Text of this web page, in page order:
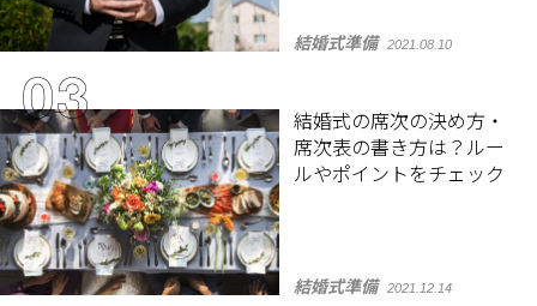
結婚式準備 2021.08.10
結婚式の席次の決め方・
席次表の書き方は？ルー
ルやポイントをチェック
結婚式準備 2021.12.14